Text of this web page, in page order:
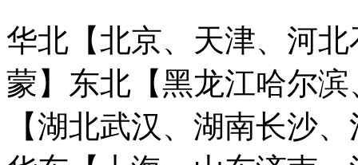
华北【北京、天津、河
蒙】 东北【黑龙江哈尔
【湖北武汉、湖南长沙